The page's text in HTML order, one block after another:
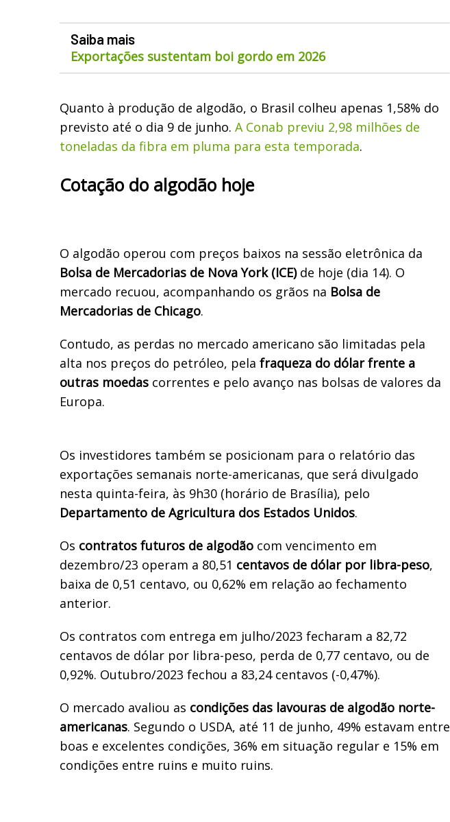
Saiba mais
Exportações sustentam boi gordo em 2026
Quanto à produção de algodão, o Brasil colheu apenas 1,58% do
previsto até o dia 9 de junho. A Conab previu 2,98 milhões de
toneladas da fibra em pluma para esta temporada.
Cotação do algodão hoje
O algodão operou com preços baixos na sessão eletrônica da
Bolsa de Mercadorias de Nova York (ICE)de hoje (dia 14). O
mercado recuou, acompanhando os grãos na Bolsa de
Mercadorias de Chicago.
Contudo, as perdas no mercado americano são limitadas pela
alta nos preços do petróleo, pela fraqueza do dólar frente a
outras moedas correntes e pelo avanço nas bolsas de valores da
Europa.
Os investidores também se posicionam para o relatório das
exportações semanais norte-americanas, que será divulgado
nesta quinta-feira, às 9h30 (horário de Brasília), pelo
Departamento de Agricultura dos Estados Unidos.
Os contratos futuros de algodão com vencimento em
dezembro/23 operam a 80,51 centavos de dólar por libra-peso,
baixa de 0,51 centavo, ou 0,62% em relação ao fechamento
anterior.
Os contratos com entrega em julho/2023 fecharam a 82,72
centavos de dólar por libra-peso, perda de 0,77 centavo, ou de
0,92%. Outubro/2023 fechou a 83,24 centavos (-0,47%).
O mercado avaliou as condições das lavouras de algodão norte-
americanas. Segundo o USDA, até 11 de junho, 49% estavam entre
boas e excelentes condições, 36% em situação regular e 15% em
condições entre ruins e muito ruins.